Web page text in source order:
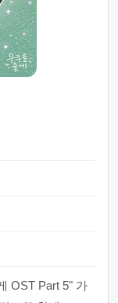
OST Part 5" 가